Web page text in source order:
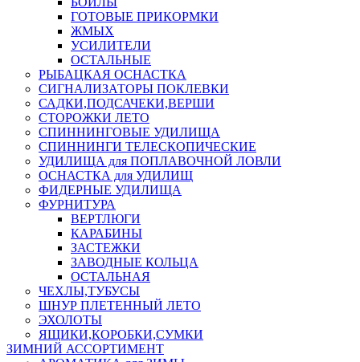
ГОТОВЫЕ ПРИКОРМКИ
ЖМЫХ
УСИЛИТЕЛИ
ОСТАЛЬНЫЕ
РЫБАЦКАЯ ОСНАСТКА
СИГНАЛИЗАТОРЫ ПОКЛЕВКИ
САДКИ,ПОДСАЧЕКИ,ВЕРШИ
СТОРОЖКИ ЛЕТО
СПИННИНГОВЫЕ УДИЛИЩА
СПИННИНГИ ТЕЛЕСКОПИЧЕСКИЕ
УДИЛИЩА для ПОПЛАВОЧНОЙ ЛОВЛИ
ОСНАСТКА для УДИЛИЩ
ФИДЕРНЫЕ УДИЛИЩА
ФУРНИТУРА
ВЕРТЛЮГИ
КАРАБИНЫ
ЗАСТЕЖКИ
ЗАВОДНЫЕ КОЛЬЦА
ОСТАЛЬНАЯ
ЧЕХЛЫ,ТУБУСЫ
ШНУР ПЛЕТЕННЫЙ ЛЕТО
ЭХОЛОТЫ
ЯЩИКИ,КОРОБКИ,СУМКИ
ЗИМНИЙ АССОРТИМЕНТ